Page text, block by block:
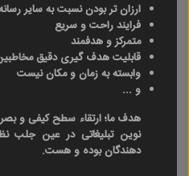
ارزان تر بودن نسبت به سایر
فرایند راحت و سریع
متمرکز و هدفمند
قابلیت هدف گیری دقیق
وابسته به زمان و مکان نیست
و ...
هدف ما؛ ارتقاء سطح کیفی و
نوین تبلیغاتی در عین جلب
دهندگان بوده و هست.